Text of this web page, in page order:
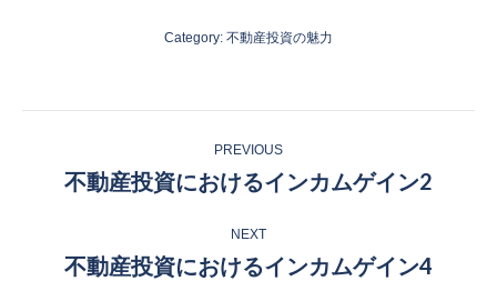
Category: 不動産投資の魅力
navigation
PREVIOUS
Previous
不動産投資におけるインカムゲイン2
NEXT
Next
不動産投資におけるインカムゲイン4